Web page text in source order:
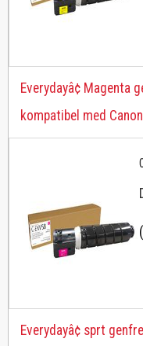
Everydayâ¢
kompatibel med
Everydayâ¢ sprt